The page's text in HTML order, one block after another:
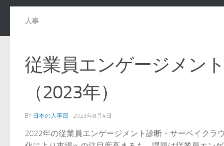
人事
従業員エンゲージメン
（2023年）
BY 日本の人事部 · 2023年8月4日
2022年の従業員エンゲージメント診断・サーベイクラ